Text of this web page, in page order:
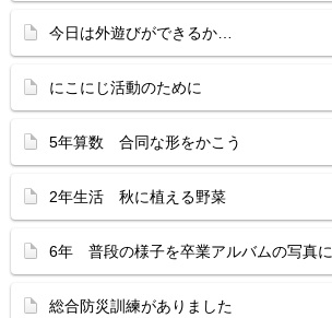
今日は外遊びができるか…
にこにじ活動のために
5年算数 合同な形をかこう
2年生活 秋に植える野菜
6年 普段の様子を卒業アルバムの写真に
総合防災訓練がありました